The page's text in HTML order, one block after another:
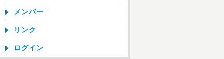
メンバー
リンク
ログイン